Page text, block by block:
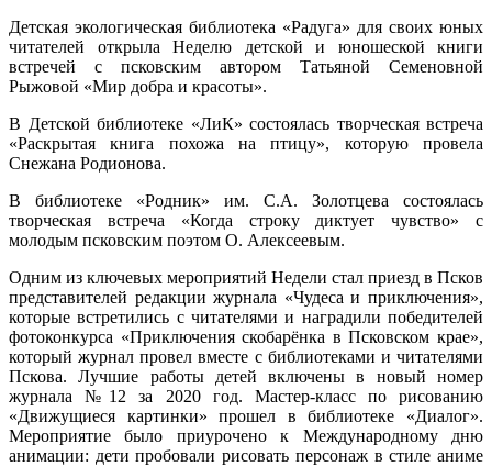
Детская экологическая библиотека «Радуга» для своих юных
читателей открыла Неделю детской и юношеской книги
встречей с псковским автором Татьяной Семеновной
Рыжовой «Мир добра и красоты».
В Детской библиотеке «ЛиК» состоялась творческая встреча
«Раскрытая книга похожа на птицу», которую провела
Снежана Родионова.
В библиотеке «Родник» им. С.А. Золотцева состоялась
творческая встреча «Когда строку диктует чувство» с
молодым псковским поэтом О. Алексеевым.
Одним из ключевых мероприятий Недели стал приезд в Псков
представителей редакции журнала «Чудеса и приключения»,
которые встретились с читателями и наградили победителей
фотоконкурса «Приключения скобарёнка в Псковском крае»,
который журнал провел вместе с библиотеками и читателями
Пскова. Лучшие работы детей включены в новый номер
журнала №12 за 2020 год. Мастер-класс по рисованию
«Движущиеся картинки» прошел в библиотеке «Диалог».
Мероприятие было приурочено к Международному дню
анимации: дети пробовали рисовать персонаж в стиле аниме